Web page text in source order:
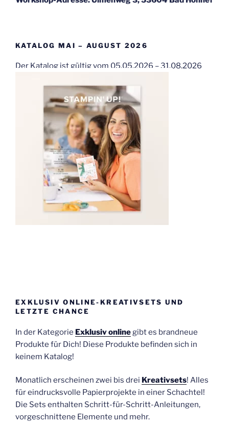
KATALOG MAI – AUGUST 2026
Der Katalog ist gültig vom 05.05.2026 – 31.08.2026
EXKLUSIV ONLINE-KREATIVSETS UND
LETZTE CHANCE
In der Kategorie Exklusiv onlinegibt es brandneue
Produkte für Dich! Diese Produkte befinden sich in
keinem Katalog!
Monatlich erscheinen zwei bis drei Kreativsets! Alles
für eindrucksvolle Papierprojekte in einer Schachtel!
Die Sets enthalten Schritt-für-Schritt-Anleitungen,
vorgeschnittene Elemente und mehr.